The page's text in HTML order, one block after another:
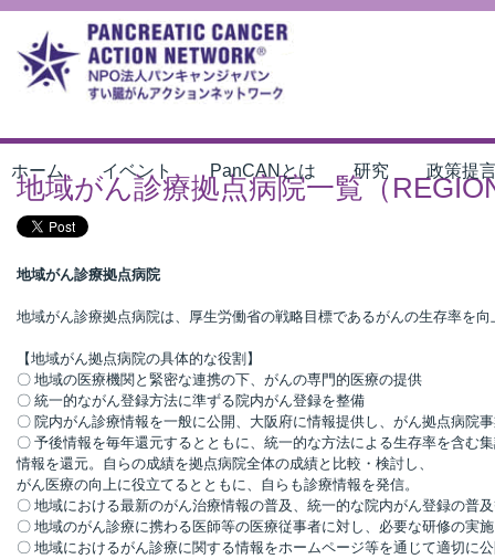
ホーム イベント PanCANとは 研究 政策提
地域がん診療拠点病院一覧（
地域がん診療拠点病院
地域がん診療拠点病院は、厚生労働省の戦略目標であるがんの生存率を
【地域がん拠点病院の具体的な役割】
〇 地域の医療機関と緊密な連携の下、がんの専門的医療の提供
〇 統一的ながん登録方法に準ずる院内がん登録を整備
〇 院内がん診療情報を一般に公開、大阪府に情報提供し、がん拠点病院
〇 予後情報を毎年還元するとともに、統一的な方法による生存率を含む集
情報を還元。自らの成績を拠点病院全体の成績と比較・検討し、
がん医療の向上に役立てるとともに、自らも診療情報を発信。
〇 地域における最新のがん治療情報の普及、統一的な院内がん登録の普及
〇 地域のがん診療に携わる医師等の医療従事者に対し、必要な研修の実施
〇 地域におけるがん診療に関する情報をホームページ等を通じて適切に公